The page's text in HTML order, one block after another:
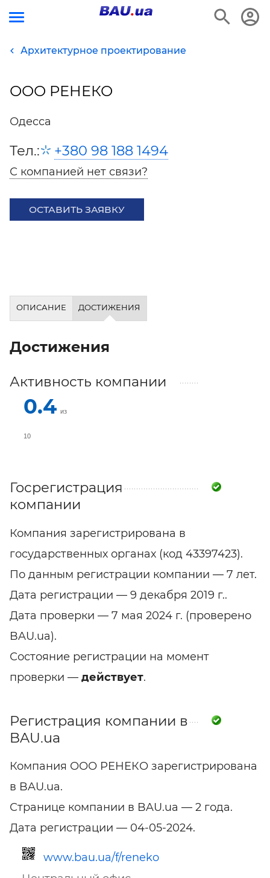
Архитектурное проектирование
ООО РЕНЕКО
Одесса
Тел.: +380 98 188 1494
С компанией нет связи?
ОСТАВИТЬ ЗАЯВКУ
ОПИСАНИЕ ДОСТИЖЕНИЯ
Достижения
Активность компании
0.4 из
10
Госрегистрация
компании
Компания зарегистрирована в
государственных органах (код 43397423).
По данным регистрации компании — 7 лет.
Дата регистрации — 9 декабря 2019 г..
Дата проверки — 7 мая 2024 г. (проверено
BAU.ua).
Состояние регистрации на момент
проверки — действует.
Регистрация компании в
BAU.ua
Компания ООО РЕНЕКО зарегистрирована
в BAU.ua.
Странице компании в BAU.ua — 2 года.
Дата регистрации — 04-05-2024.
www.bau.ua/f/reneko